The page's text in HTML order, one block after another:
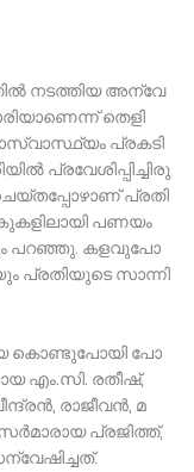
ന​ട​ത്തി​യ അ​ന്വേ​
തെ​ളി​
പ്ര​ക​ടി​
പ്ര​വേ​ശി​പ്പി​ച്ചി​രു​
പ്ര​തി
പ​ണ​യം
പ​റ​ഞ്ഞു. ക​ള​വു​പോ​
പ്ര​തി​യു​ടെ സാ​ന്നി​
കൊ​ണ്ടു​പോ​യി പോ​
എം.​സി. ര​തീ​ഷ്,
രാ​ജീ​വ​ൻ, മ​
പ്ര​ജി​ത്ത്,